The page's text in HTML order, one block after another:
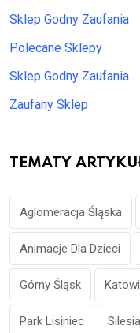
Sklep Godny Zaufania
Polecane Sklepy
Sklep Godny Zaufania
Zaufany Sklep
TEMATY
Aglomeracja Śląska
Animacje Dla Dzieci
Górny Śląsk
Park Lisiniec Silesia